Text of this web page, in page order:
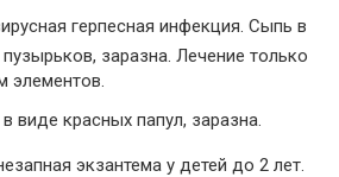
герпесная инфекция. Сыпь в
заразна. Лечение только
элементов.
виде красных папул, заразна.
экзантема у детей до 2 лет.